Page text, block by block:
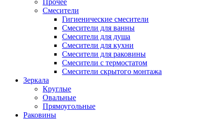
Прочее
Смесители
Гигиенические смесители
Смесители для ванны
Смесители для душа
Смесители для кухни
Смесители для раковины
Смесители с термостатом
Смесители скрытого монтажа
Зеркала
Круглые
Овальные
Прямоугольные
Раковины